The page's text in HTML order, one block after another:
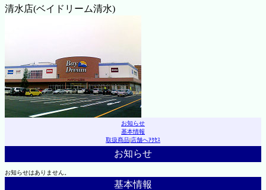
清水店(ベイドリーム清水)
お知らせ
基本情報
取扱商品|店舗へｱｸｾｽ
お知らせ
お知らせはありません。
基本情報